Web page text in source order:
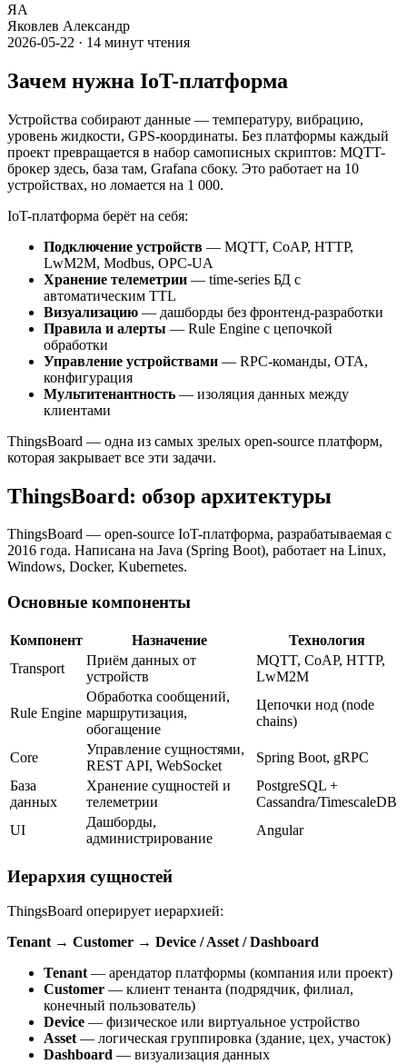
ЯА
Яковлев Александр
2026-05-22 · 14 минут чтения
Зачем нужна IoT-платформа
Устройства собирают данные — температуру, вибрацию,
уровень жидкости, GPS-координаты. Без платформы каждый
проект превращается в набор самописных скриптов: MQTT-
брокер здесь, база там, Grafana сбоку. Это работает на 10
устройствах, но ломается на 1 000.
IoT-платформа берёт на себя:
Подключение устройств — MQTT, CoAP, HTTP,
LwM2M, Modbus, OPC-UA
Хранение телеметрии — time-series БД с
автоматическим TTL
Визуализацию — дашборды без фронтенд-разработки
Правила и алерты — Rule Engine с цепочкой
обработки
Управление устройствами — RPC-команды, OTA,
конфигурация
Мультитенантность — изоляция данных между
клиентами
ThingsBoard — одна из самых зрелых open-source платформ,
которая закрывает все эти задачи.
ThingsBoard: обзор архитектуры
ThingsBoard — open-source IoT-платформа, разрабатываемая с
2016 года. Написана на Java (Spring Boot), работает на Linux,
Windows, Docker, Kubernetes.
Основные компоненты
Компонент Назначение
Технология
Transport
Приём данных от
устройств
MQTT, CoAP, HTTP,
LwM2M
Rule Engine
Обработка сообщений,
маршрутизация,
обогащение
Цепочки нод (node
chains)
Core
Управление сущностями,
REST API, WebSocket
Spring Boot, gRPC
База
данных
Хранение сущностей и
телеметрии
PostgreSQL +
Cassandra/TimescaleDB
UI
Дашборды,
администрирование
Angular
Иерархия сущностей
ThingsBoard оперирует иерархией:
Tenant → Customer → Device / Asset / Dashboard
Tenant — арендатор платформы (компания или проект)
Customer — клиент тенанта (подрядчик, филиал,
конечный пользователь)
Device — физическое или виртуальное устройство
Asset — логическая группировка (здание, цех, участок)
Dashboard — визуализация данных